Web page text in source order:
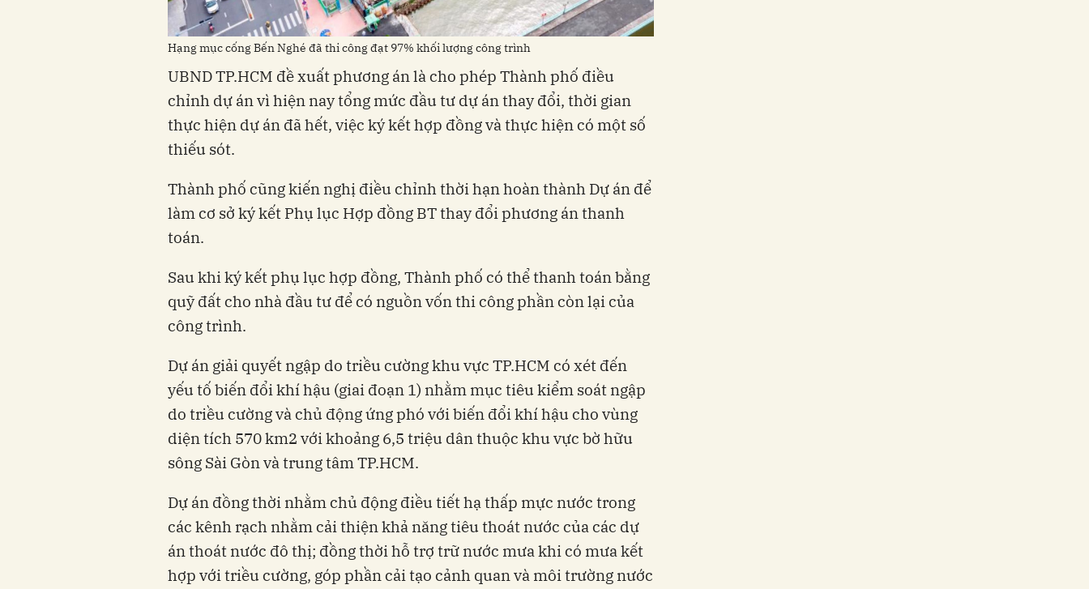
Hạng mục cống Bến Nghé đã thi công đạt 97% khối lượng công trình
UBND TP.HCM đề xuất phương án là cho phép Thành phố điều
chỉnh dự án vì hiện nay tổng mức đầu tư dự án thay đổi, thời gian
thực hiện dự án đã hết, việc ký kết hợp đồng và thực hiện có một số
thiếu sót.
Thành phố cũng kiến nghị điều chỉnh thời hạn hoàn thành Dự án để
làm cơ sở ký kết Phụ lục Hợp đồng BT thay đổi phương án thanh
toán.
Sau khi ký kết phụ lục hợp đồng, Thành phố có thể thanh toán bằng
quỹ đất cho nhà đầu tư để có nguồn vốn thi công phần còn lại của
công trình.
Dự án giải quyết ngập do triều cường khu vực TP.HCM có xét đến
yếu tố biến đổi khí hậu (giai đoạn 1) nhằm mục tiêu kiểm soát ngập
do triều cường và chủ động ứng phó với biến đổi khí hậu cho vùng
diện tích 570 km2 với khoảng 6,5 triệu dân thuộc khu vực bờ hữu
sông Sài Gòn và trung tâm TP.HCM.
Dự án đồng thời nhằm chủ động điều tiết hạ thấp mực nước trong
các kênh rạch nhằm cải thiện khả năng tiêu thoát nước của các dự
án thoát nước đô thị; đồng thời hỗ trợ trữ nước mưa khi có mưa kết
hợp với triều cường, góp phần cải tạo cảnh quan và môi trường nước